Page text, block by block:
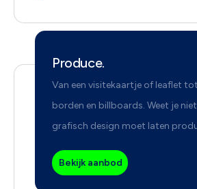
Produce.
Van een visitekaartje of leaflet
borden en billboards. Weet je
grafisch design moet laten
Bekijk aanbod